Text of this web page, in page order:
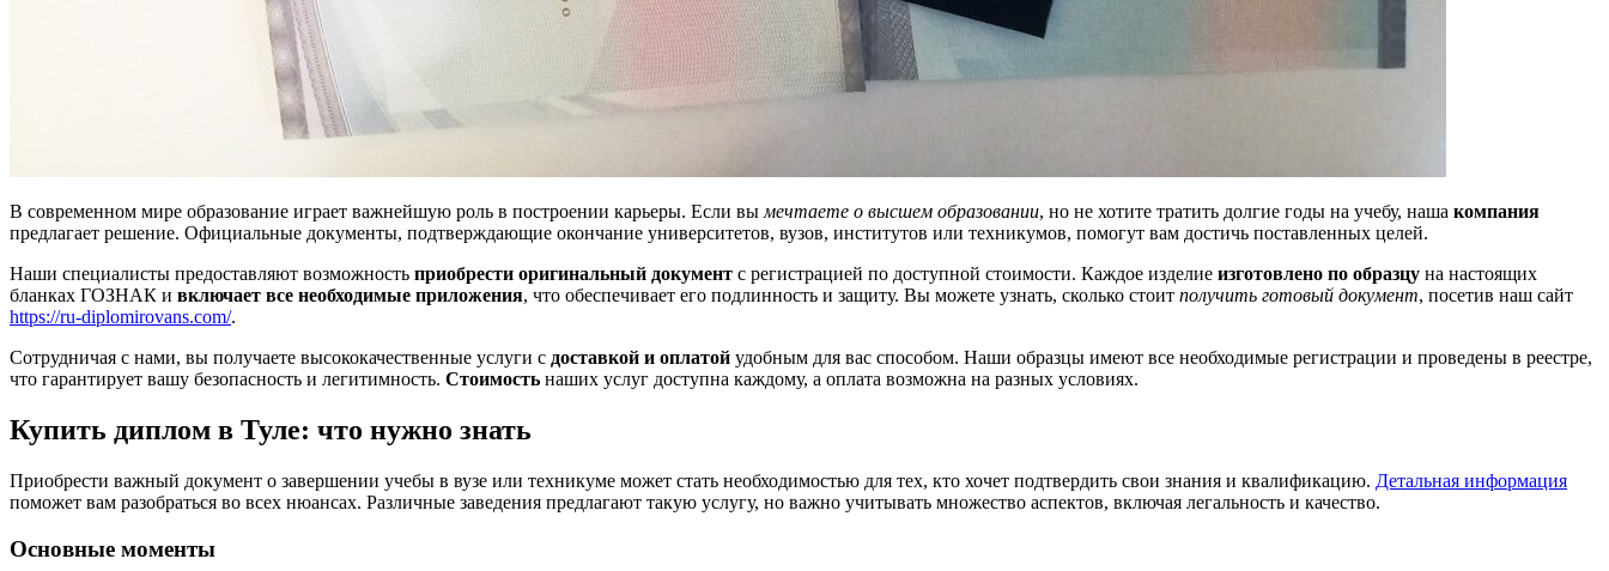
В современном мире образование играет важнейшую роль в построении карьеры. Если вы мечтаете о высшем образовании, но не хотите тратить долгие годы на учебу, наша компания
предлагает решение. Официальные документы, подтверждающие окончание университетов, вузов, институтов или техникумов, помогут вам достичь поставленных целей.
Наши специалисты предоставляют возможность приобрести оригинальный документ с регистрацией по доступной стоимости. Каждое изделие изготовлено по образцу на настоящих
бланках ГОЗНАК и включает все необходимые приложения, что обеспечивает его подлинность и защиту. Вы можете узнать, сколько стоит получить готовый документ, посетив наш сайт
https://ru-diplomirovans.com/.
Сотрудничая с нами, вы получаете высококачественные услуги с доставкой и оплатой удобным для вас способом. Наши образцы имеют все необходимые регистрации и проведены в реестре,
что гарантирует вашу безопасность и легитимность. Стоимость наших услуг доступна каждому, а оплата возможна на разных условиях.
Купить диплом в Туле: что нужно знать
Приобрести важный документ о завершении учебы в вузе или техникуме может стать необходимостью для тех, кто хочет подтвердить свои знания и квалификацию. Детальная информация
поможет вам разобраться во всех нюансах. Различные заведения предлагают такую услугу, но важно учитывать множество аспектов, включая легальность и качество.
Основные моменты